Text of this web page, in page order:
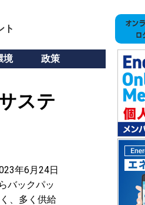
ト
境 政策
ステ
年6月24日
バックパッ
、多く供給